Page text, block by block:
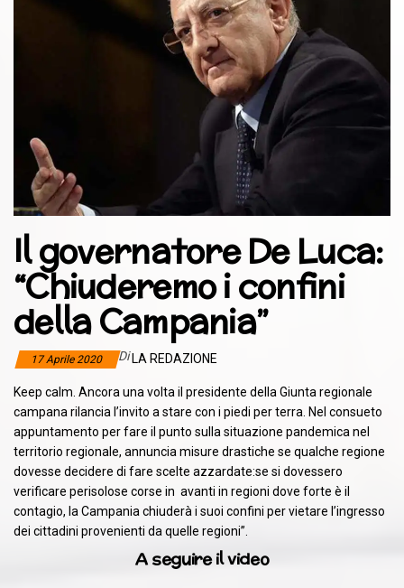
Il governatore De Luca:
“Chiuderemo i confini
della Campania”
17 Aprile 2020 DiLA REDAZIONE
Keep calm. Ancora una volta il presidente della Giunta regionale
campana rilancia l’invito a stare con i piedi per terra. Nel consueto
appuntamento per fare il punto sulla situazione pandemica nel
territorio regionale, annuncia misure drastiche se qualche regione
dovesse decidere di fare scelte azzardate:se si dovessero
verificare perisolose corse in avanti in regioni dove forte è il
contagio, la Campania chiuderà i suoi confini per vietare l’ingresso
dei cittadini provenienti da quelle regioni”.
A seguire il video